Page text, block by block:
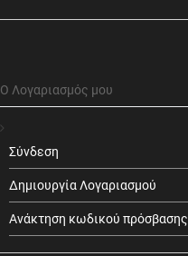
Ο Λογαριασμός μου
Σύνδεση
Δημιουργία Λογαριασμού
Ανάκτηση κωδικού πρόσβασης